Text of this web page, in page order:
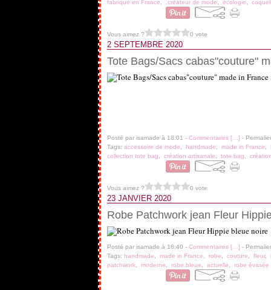
fabriqué en France
.créateur de mode écologie
Vous aimez ? 0 vote
2 SEPTEMBRE 2020
Tote Bags/Sacs cabas"couture"
Posté par isamade à 18:01 - Commentaires [ ] -
Tags: accessoire de mode handmade made in France
collection tote bag
création artisanale tote bag
Vous aimez ? 0 vote
23 JANVIER 2020
Robe Patchwork jean Fleur
Posté par isamade à 18:40 - Commentaires [ ] -
Tags: handmade made in France robe couture fleur,
patchwork
moderne robe bleue actuelle robe évasée